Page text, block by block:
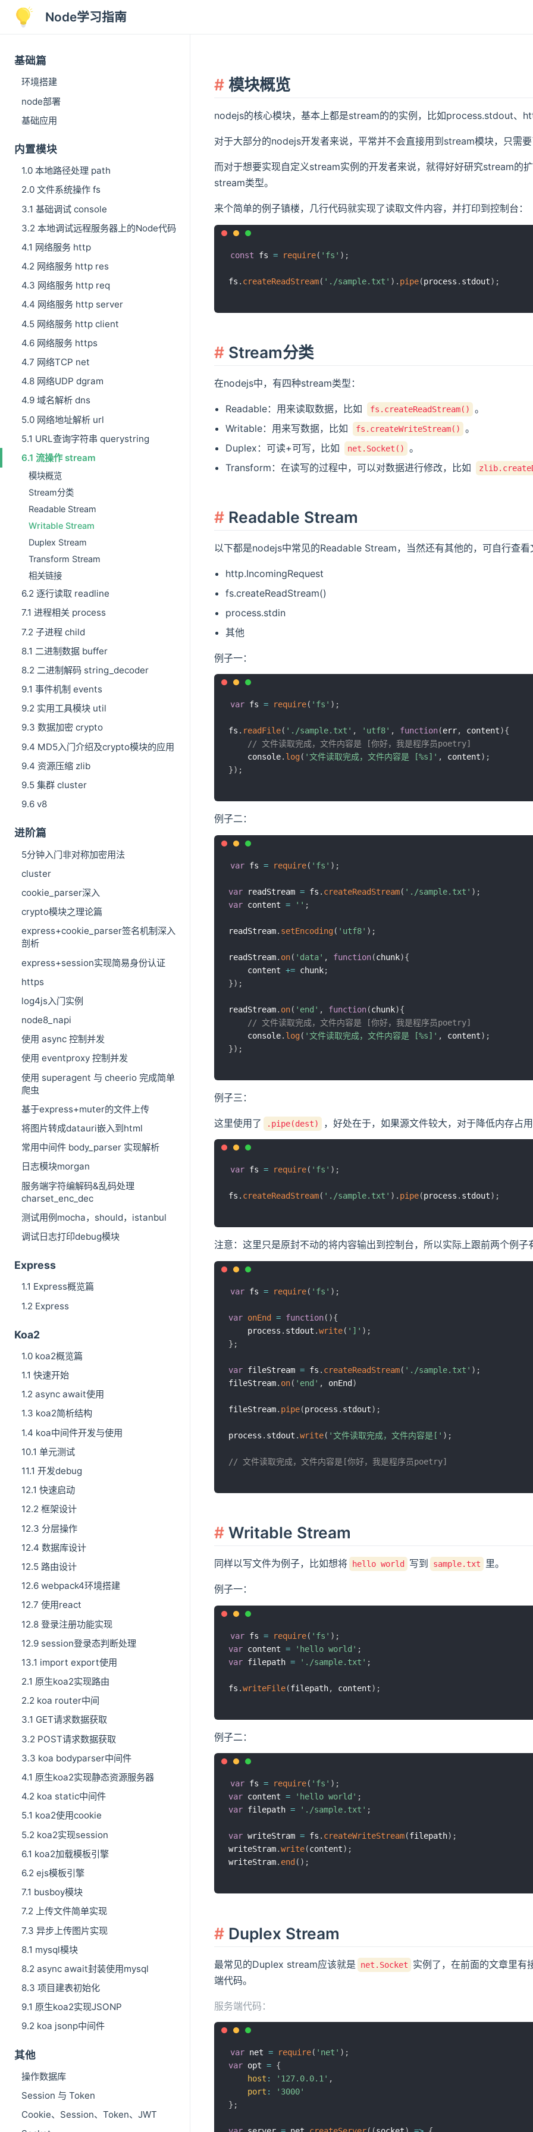
Node学习指南
基础篇
环境搭建
node部署
基础应用
内置模块
1.0 本地路径处理 path
2.0 文件系统操作 fs
3.1 基础调试 console
3.2 本地调试远程服务器上的Node代码
4.1 网络服务 http
4.2 网络服务 http res
4.3 网络服务 http req
4.4 网络服务 http server
4.5 网络服务 http client
4.6 网络服务 https
4.7 网络TCP net
4.8 网络UDP dgram
4.9 域名解析 dns
5.0 网络地址解析 url
5.1 URL查询字符串 querystring
6.1 流操作 stream
模块概览
Stream分类
Readable Stream
Writable Stream
Duplex Stream
Transform Stream
相关链接
6.2 逐行读取 readline
7.1 进程相关 process
7.2 子进程 child
8.1 二进制数据 buffer
8.2 二进制解码 string_decoder
9.1 事件机制 events
9.2 实用工具模块 util
9.3 数据加密 crypto
9.4 MD5入门介绍及crypto模块的应用
9.4 资源压缩 zlib
9.5 集群 cluster
9.6 v8
进阶篇
5分钟入门非对称加密用法
cluster
cookie_parser深入
crypto模块之理论篇
express+cookie_parser签名机制深入
剖析
express+session实现简易身份认证
https
log4js入门实例
node8_napi
使用 async 控制并发
使用 eventproxy 控制并发
使用 superagent 与 cheerio 完成简单
爬虫
基于express+muter的文件上传
将图片转成datauri嵌入到html
常用中间件 body_parser 实现解析
日志模块morgan
服务端字符编解码&乱码处理
charset_enc_dec
测试用例mocha，should，istanbul
调试日志打印debug模块
Express
1.1 Express概览篇
1.2 Express
Koa2
1.0 koa2概览篇
1.1 快速开始
1.2 async await使用
1.3 koa2简析结构
1.4 koa中间件开发与使用
10.1 单元测试
11.1 开发debug
12.1 快速启动
12.2 框架设计
12.3 分层操作
12.4 数据库设计
12.5 路由设计
12.6 webpack4环境搭建
12.7 使用react
12.8 登录注册功能实现
12.9 session登录态判断处理
13.1 import export使用
2.1 原生koa2实现路由
2.2 koa router中间
3.1 GET请求数据获取
3.2 POST请求数据获取
3.3 koa bodyparser中间件
4.1 原生koa2实现静态资源服务器
4.2 koa static中间件
5.1 koa2使用cookie
5.2 koa2实现session
6.1 koa2加载模板引擎
6.2 ejs模板引擎
7.1 busboy模块
7.2 上传文件简单实现
7.3 异步上传图片实现
8.1 mysql模块
8.2 async await封装使用mysql
8.3 项目建表初始化
9.1 原生koa2实现JSONP
9.2 koa jsonp中间件
其他
操作数据库
Session 与 Token
Cookie、Session、Token、JWT
模块概览
nodejs的核心模块，基本上都是stream的的实例，比如process.stdout、
对于大部分的nodejs开发者来说，平常并不会直接用到stream模块，只需
而对于想要实现自定义stream实例的开发者来说，就得好好研究stream的
stream类型。
来个简单的例子镇楼，几行代码就实现了读取文件内容，并打印到控制台：
const fs = require( 'fs' ) ;
fs . createReadStream( './sample.txt' ) . pipe(process . stdout) ;
Stream分类
在nodejs中，有四种stream类型：
Readable：用来读取数据，比如 fs.createReadStream()
。
Writable：用来写数据，比如
fs.createWriteStream()
。
Duplex：可读+可写，比如
net.Socket()
。
Transform：在读写的过程中，可以对数据进行修改，比如
Readable Stream
以下都是nodejs中常见的Readable Stream，当然还有其他的，可自行查看
http.IncomingRequest
fs.createReadStream()
process.stdin
其他
例子一：
var fs = require( 'fs' ) ;
fs . readFile( './sample.txt' , 'utf8' , function(err, content){
// 文件读取完成，文件内容是 [你好，我是程序员poetry]
	console
. log( '文件读取完成，文件内容是 [%s]' , content) ;
}) ;
例子二：
var fs = require( 'fs' ) ;
var readStream = fs . createReadStream( './sample.txt' ) ;
var content = '' ;
readStream. setEncoding( 'utf8' ) ;
readStream. on( 'data' , function(chunk){
	content
+= chunk;
}) ;
readStream. on( 'end' , function(chunk){
// 文件读取完成，文件内容是 [你好，我是程序员poetry]
	console
. log( '文件读取完成，文件内容是 [%s]' , content) ;
}) ;
例子三：
这里使用了 .pipe(dest) ，好处在于，如果源文件较大，对于降低内存占
var fs = require( 'fs' ) ;
fs . createReadStream( './sample.txt' ) . pipe(process . stdout) ;
注意：这里只是原封不动的将内容输出到控制台，所以实际上跟前两个例
var fs = require( 'fs' ) ;
var onEnd = function( ){
	process
. stdout .write( ']' ) ;
} ;
var fileStream = fs . createReadStream( './sample.txt' ) ;
fileStream. on( 'end' , onEnd )
fileStream. pipe(process . stdout) ;
process . stdout .write( '文件读取完成，文件内容是[' ) ;
// 文件读取完成，文件内容是[你好，我是程序员poetry]
Writable Stream
同样以写文件为例子，比如想将 hello world 写到 sample.txt 里。
例子一：
var fs = require( 'fs' ) ;
var content = 'hello world' ;
var filepath = './sample.txt' ;
fs .writeFile(filepath, content) ;
例子二：
var fs = require( 'fs' ) ;
var content = 'hello world' ;
var filepath = './sample.txt' ;
var writeStram = fs . createWriteStream(filepath) ;
writeStram.write(content) ;
writeStram. end ( ) ;
Duplex Stream
最常见的Duplex stream应该就是 net.Socket
实例了，在前面的文章里有
端代码。
服务端代码：
var net = require( 'net' ) ;
var opt = {
host : '127.0.0.1' ,
port :
'3000'
} ;